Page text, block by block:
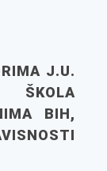
J.U.
ŠKOLA
BIH,